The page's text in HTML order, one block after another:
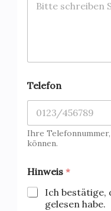
Telefon
Ihre
können.
Hinweis *
Ich bestätige,
gelesen habe.